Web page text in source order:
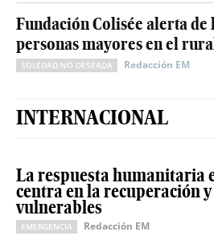
Fundación Colisée alerta de
personas mayores en el
SOLEDAD NO DESEADA Redacción EM
INTERNACIONAL
La respuesta humanitaria
centra en la recuperación
vulnerables
EMERGENCIA Redacción EM